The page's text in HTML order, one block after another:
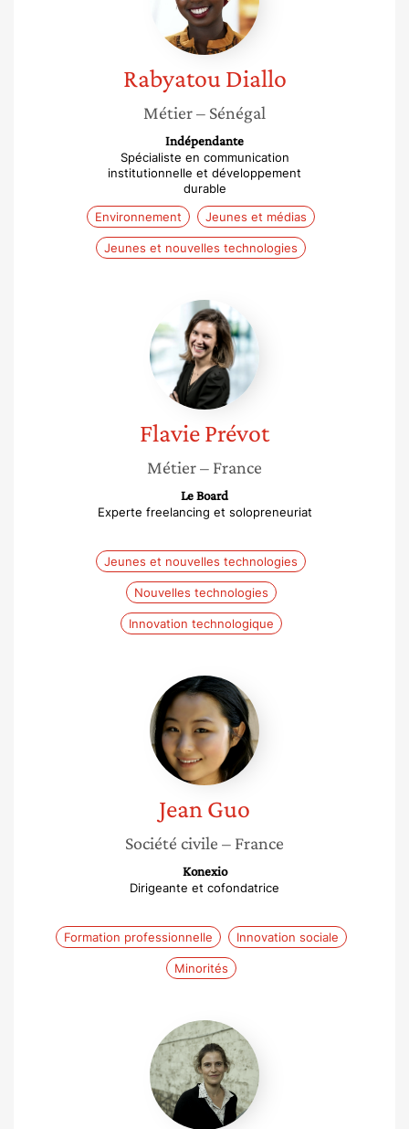
Rabyatou Diallo
Métier– Sénégal
Indépendante
Spécialiste en communication
institutionnelle et développement
durable
Environnement
Jeunes et médias
Jeunes et nouvelles technologies
Flavie
Prévot
FlaviePrévot
Métier– France
Le Board
Experte freelancing et solopreneuriat
Jeunes et nouvelles technologies
Nouvelles technologies
Innovation technologique
Jean
Guo
Jean Guo
Société civile – France
Konexio
Dirigeante et cofondatrice
Formation professionnelle Innovation sociale
Minorités
Dorothée
Roch